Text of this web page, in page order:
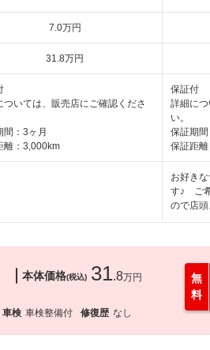
7.0万円
31.8万円
ついては、販売店にご確認くださ
間：3ヶ月
離：3,000km
保証付
詳細に
い。
保証期間
保証距
お好き
す♪ ご
ので店頭
本体価格(税込) 31.8万円
車検 車検整備付 修復歴 なし
無
料